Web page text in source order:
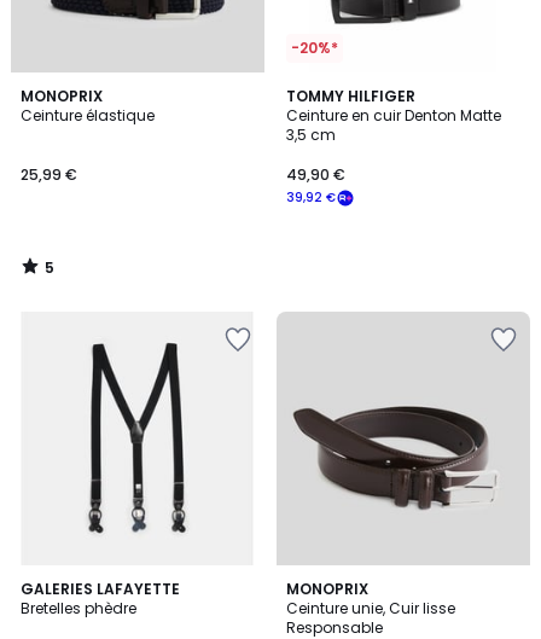
MONOPRIX
Ceinture élastique
25,99 €
5
/
5
/
-20%*
TOMMY HILFIGER
Ceinture en cuir Denton Matte
3,5 cm
39,92 €
49,90 €
GALERIES LAFAYETTE
Bretelles phèdre
2
Couleurs
MONOPRIX
Ceinture unie, Cuir lisse
Responsable
2
Couleurs